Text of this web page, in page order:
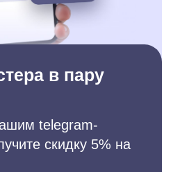
в пару
telegram-
скидку 5% на